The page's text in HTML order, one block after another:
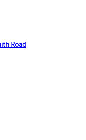
Road